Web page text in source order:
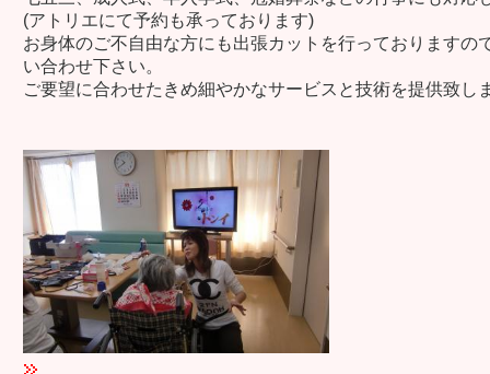
(アトリエにて予約も承っております)
お身体のご不自由な方にも出張カットを行っておりますの
い合わせ下さい。
ご要望に合わせたきめ細やかなサービスと技術を提供致し